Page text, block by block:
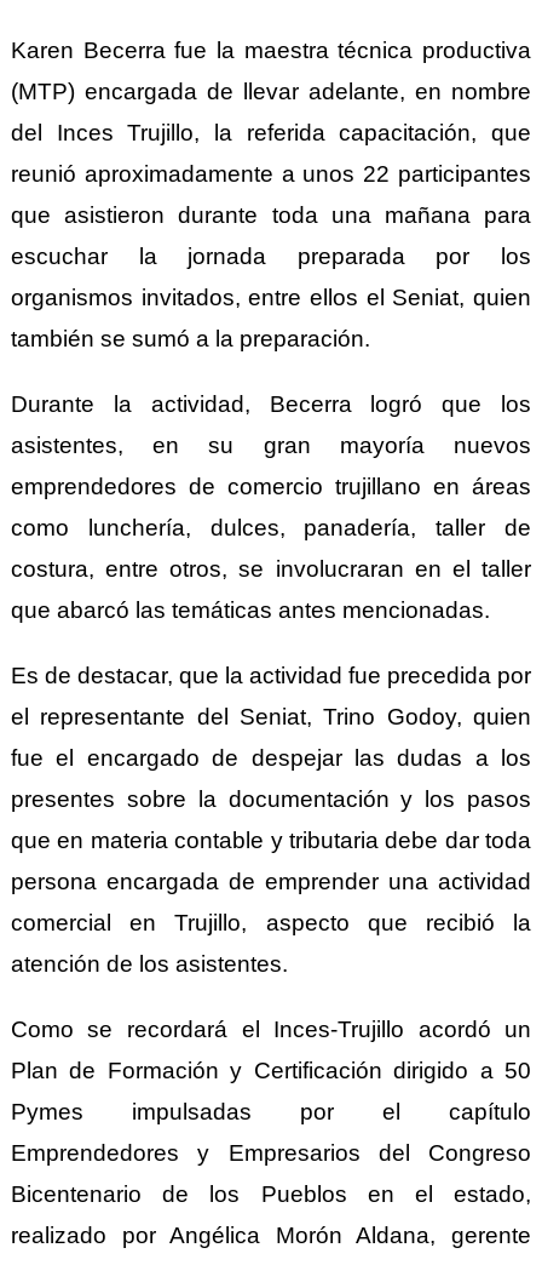
Karen Becerra fue la maestra técnica productiva
(MTP) encargada de llevar adelante, en nombre
del Inces Trujillo, la referida capacitación, que
reunió aproximadamente a unos 22 participantes
que asistieron durante toda una mañana para
escuchar la jornada preparada por los
organismos invitados, entre ellos el Seniat, quien
también se sumó a la preparación.
Durante la actividad, Becerra logró que los
asistentes, en su gran mayoría nuevos
emprendedores de comercio trujillano en áreas
como lunchería, dulces, panadería, taller de
costura, entre otros, se involucraran en el taller
que abarcó las temáticas antes mencionadas.
Es de destacar, que la actividad fue precedida por
el representante del Seniat, Trino Godoy, quien
fue el encargado de despejar las dudas a los
presentes sobre la documentación y los pasos
que en materia contable y tributaria debe dar toda
persona encargada de emprender una actividad
comercial en Trujillo, aspecto que recibió la
atención de los asistentes.
Como se recordará el Inces-Trujillo acordó un
Plan de Formación y Certificación dirigido a 50
Pymes impulsadas por el capítulo
Emprendedores y Empresarios del Congreso
Bicentenario de los Pueblos en el estado,
realizado por Angélica Morón Aldana, gerente